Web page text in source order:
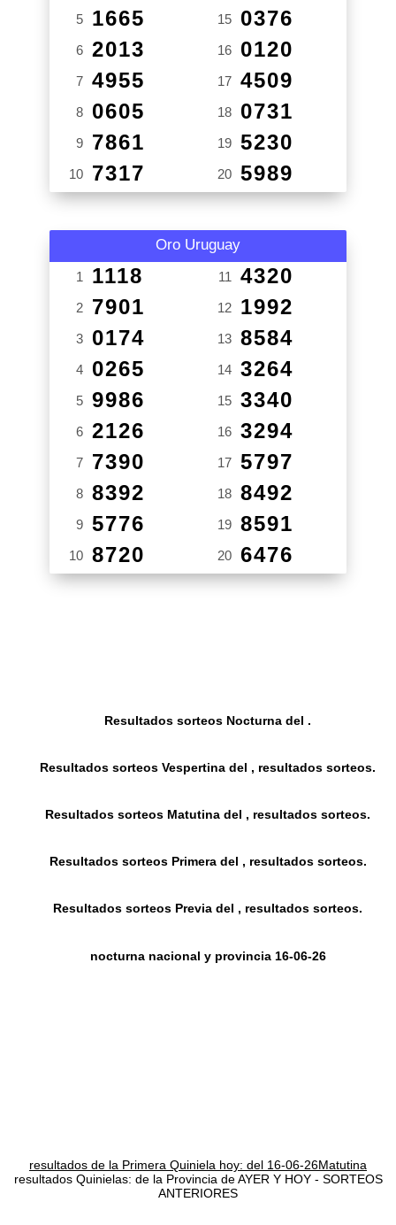
5 1665
6 2013
7 4955
8 0605
9 7861
10 7317
15 0376
16 0120
17 4509
18 0731
19 5230
20 5989
Oro Uruguay
1 1118
2 7901
3 0174
4 0265
5 9986
6 2126
7 7390
8 8392
9 5776
10 8720
11 4320
12 1992
13 8584
14 3264
15 3340
16 3294
17 5797
18 8492
19 8591
20 6476
Resultados sorteos Nocturna del .
Resultados sorteos Vespertina del , resultados sorteos.
Resultados sorteos Matutina del , resultados sorteos.
Resultados sorteos Primera del , resultados sorteos.
Resultados sorteos Previa del , resultados sorteos.
nocturna nacional y provincia 16-06-26
resultados de la Primera Quiniela hoy: del 16-06-26Matutina
resultados Quinielas: de la Provincia de AYER Y HOY - SORTEOS
ANTERIORES